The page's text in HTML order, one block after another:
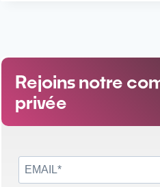
Rejoins notre
privée